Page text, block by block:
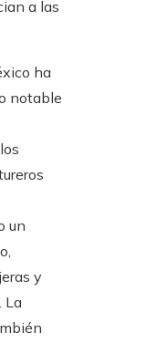
a las
ha
notable
un
y
La